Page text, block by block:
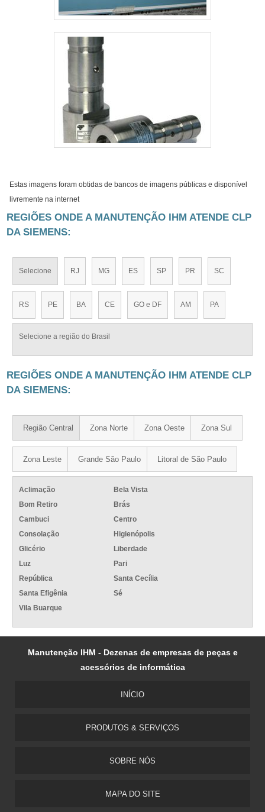
Estas imagens foram obtidas de bancos de imagens públicas e disponível
livremente na internet
REGIÕES ONDE A MANUTENÇÃO IHM ATENDE CLP
DA SIEMENS:
Selecione RJ MG ES SP PR SC
RS PE BA CE GO e DF AM PA
Selecione a região do Brasil
REGIÕES ONDE A MANUTENÇÃO IHM ATENDE CLP
DA SIEMENS:
Região Central Zona Norte Zona Oeste Zona Sul
Zona Leste Grande São Paulo Litoral de São Paulo
Aclimação
Bela Vista
Bom Retiro
Brás
Cambuci
Centro
Consolação
Higienópolis
Glicério
Liberdade
Luz
Pari
República
Santa Cecília
Santa Efigênia
Sé
Vila Buarque
Manutenção IHM - Dezenas de empresas de peças e
acessórios de informática
INÍCIO
PRODUTOS & SERVIÇOS
SOBRE NÓS
MAPA DO SITE